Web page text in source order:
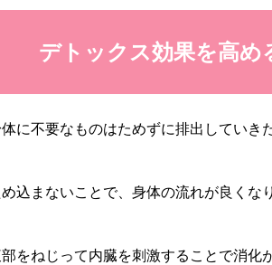
デトックス効果を高め
に不要なものはためずに排出していき
め込まないことで、身体の流れが良くな
部をねじって内臓を刺激することで消化